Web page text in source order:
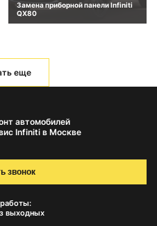
Замена приборной панели Infiniti
QX80
еще
автомобилей
Infiniti в Москве
выходных
звонок